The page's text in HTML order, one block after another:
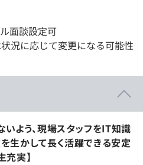
面談設定可
況に応じて変更になる可能性
よう、現場スタッフをIT知識
生かして長く活躍できる安定
実】